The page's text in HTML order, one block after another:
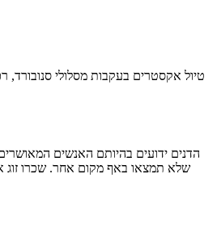
טיול אקסטרים בעקבות מסלולי סנובורד,
הדנים ידועים בהיותם האנשים
שלא תמצאו באף מקום אחר. שכרו זוג